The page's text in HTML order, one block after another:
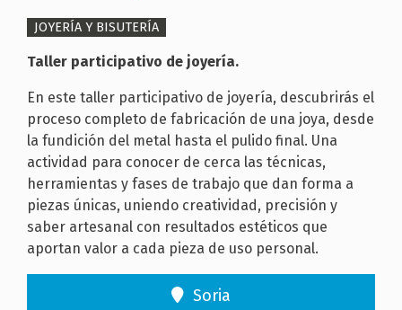
JOYERÍA Y BISUTERÍA
Taller participativo de joyería.
En este taller participativo de joyería, descubrirás el
proceso completo de fabricación de una joya, desde
la fundición del metal hasta el pulido final. Una
actividad para conocer de cerca las técnicas,
herramientas y fases de trabajo que dan forma a
piezas únicas, uniendo creatividad, precisión y
saber artesanal con resultados estéticos que
aportan valor a cada pieza de uso personal.
Soria